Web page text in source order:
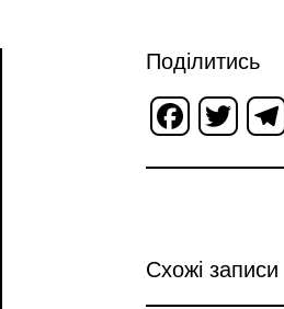
Поділитись
Facebook
Twitter
Схожі записи